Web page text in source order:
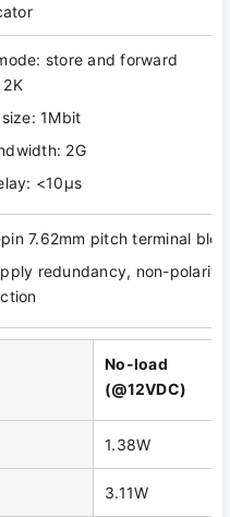
store and forward
1Mbit
2G
<10μs
7.62mm pitch terminal
redundancy, non-
No-load
(@12VDC)
1.38W
3.11W